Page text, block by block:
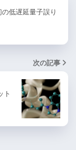
低遅延量子誤り
次の記事
ト